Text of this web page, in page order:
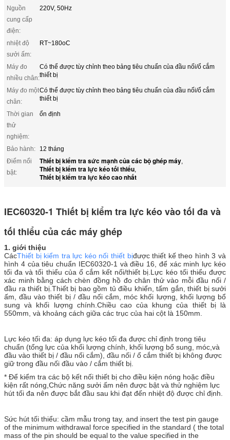
Nguồn
cung cấp
điện:
220V, 50Hz
nhiệt độ
sưởi ấm:
RT~180oC
Máy đo
nhiều chân:
Có thể được tùy chỉnh theo bảng tiêu chuẩn của đầu nối/ổ cắm
thiết bị
Máy đo một
chân:
Có thể được tùy chỉnh theo bảng tiêu chuẩn của đầu nối/ổ cắm
thiết bị
Thời gian
thử
nghiệm:
ổn định
Bảo hành:
12 tháng
Điểm nổi
bật:
Thiết bị kiểm tra sức mạnh của các bộ ghép máy,
Thiết bị kiểm tra lực kéo tối thiểu,
Thiết bị kiểm tra lực kéo cao nhất
IEC60320-1 Thiết bị kiểm tra lực kéo vào tối đa và
tối thiểu của các máy ghép
1. giới thiệu
CácThiết bị kiểm tra lực kéo nối thiết bịđược thiết kế theo hình 3 và
hình 4 của tiêu chuẩn IEC60320-1 và điều 16, để xác minh lực kéo
tối đa và tối thiểu của ổ cắm kết nối/thiết bị.Lực kéo tối thiểu được
xác minh bằng cách chèn đồng hồ đo chân thử vào mỗi đầu nối /
đầu ra thiết bị.Thiết bị bao gồm tủ điều khiển, tấm gắn, thiết bị sưởi
ấm, đầu vào thiết bị / đầu nối cắm, móc khối lượng, khối lượng bổ
sung và khối lượng chính.Chiều cao của khung của thiết bị là
550mm, và khoảng cách giữa các trục của hai cột là 150mm.
Lực kéo tối đa: áp dụng lực kéo tối đa được chỉ định trong tiêu
chuẩn (tổng lực của khối lượng chính, khối lượng bổ sung, móc,và
đầu vào thiết bị / đầu nối cắm), đầu nối / ổ cắm thiết bị không được
giữ trong đầu nối đầu vào / cắm thiết bị.
* Để kiểm tra các bộ kết nối thiết bị cho điều kiện nóng hoặc điều
kiện rất nóng,Chức năng sưởi ấm nên được bật và thử nghiệm lực
hút tối đa nên được bắt đầu sau khi đạt đến nhiệt độ được chỉ định.
Sức hút tối thiểu: cầm mẫu trong tay, and insert the test pin gauge
of the minimum withdrawal force specified in the standard ( the total
mass of the pin should be equal to the value specified in the